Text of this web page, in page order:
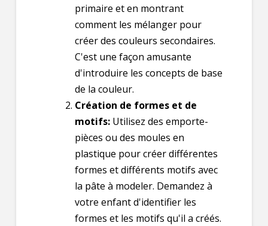
primaire et en montrant
comment les mélanger pour
créer des couleurs secondaires.
C'est une façon amusante
d'introduire les concepts de base
de la couleur.
Création de formes et de
motifs: Utilisez des emporte-
pièces ou des moules en
plastique pour créer différentes
formes et différents motifs avec
la pâte à modeler. Demandez à
votre enfant d'identifier les
formes et les motifs qu'il a créés.